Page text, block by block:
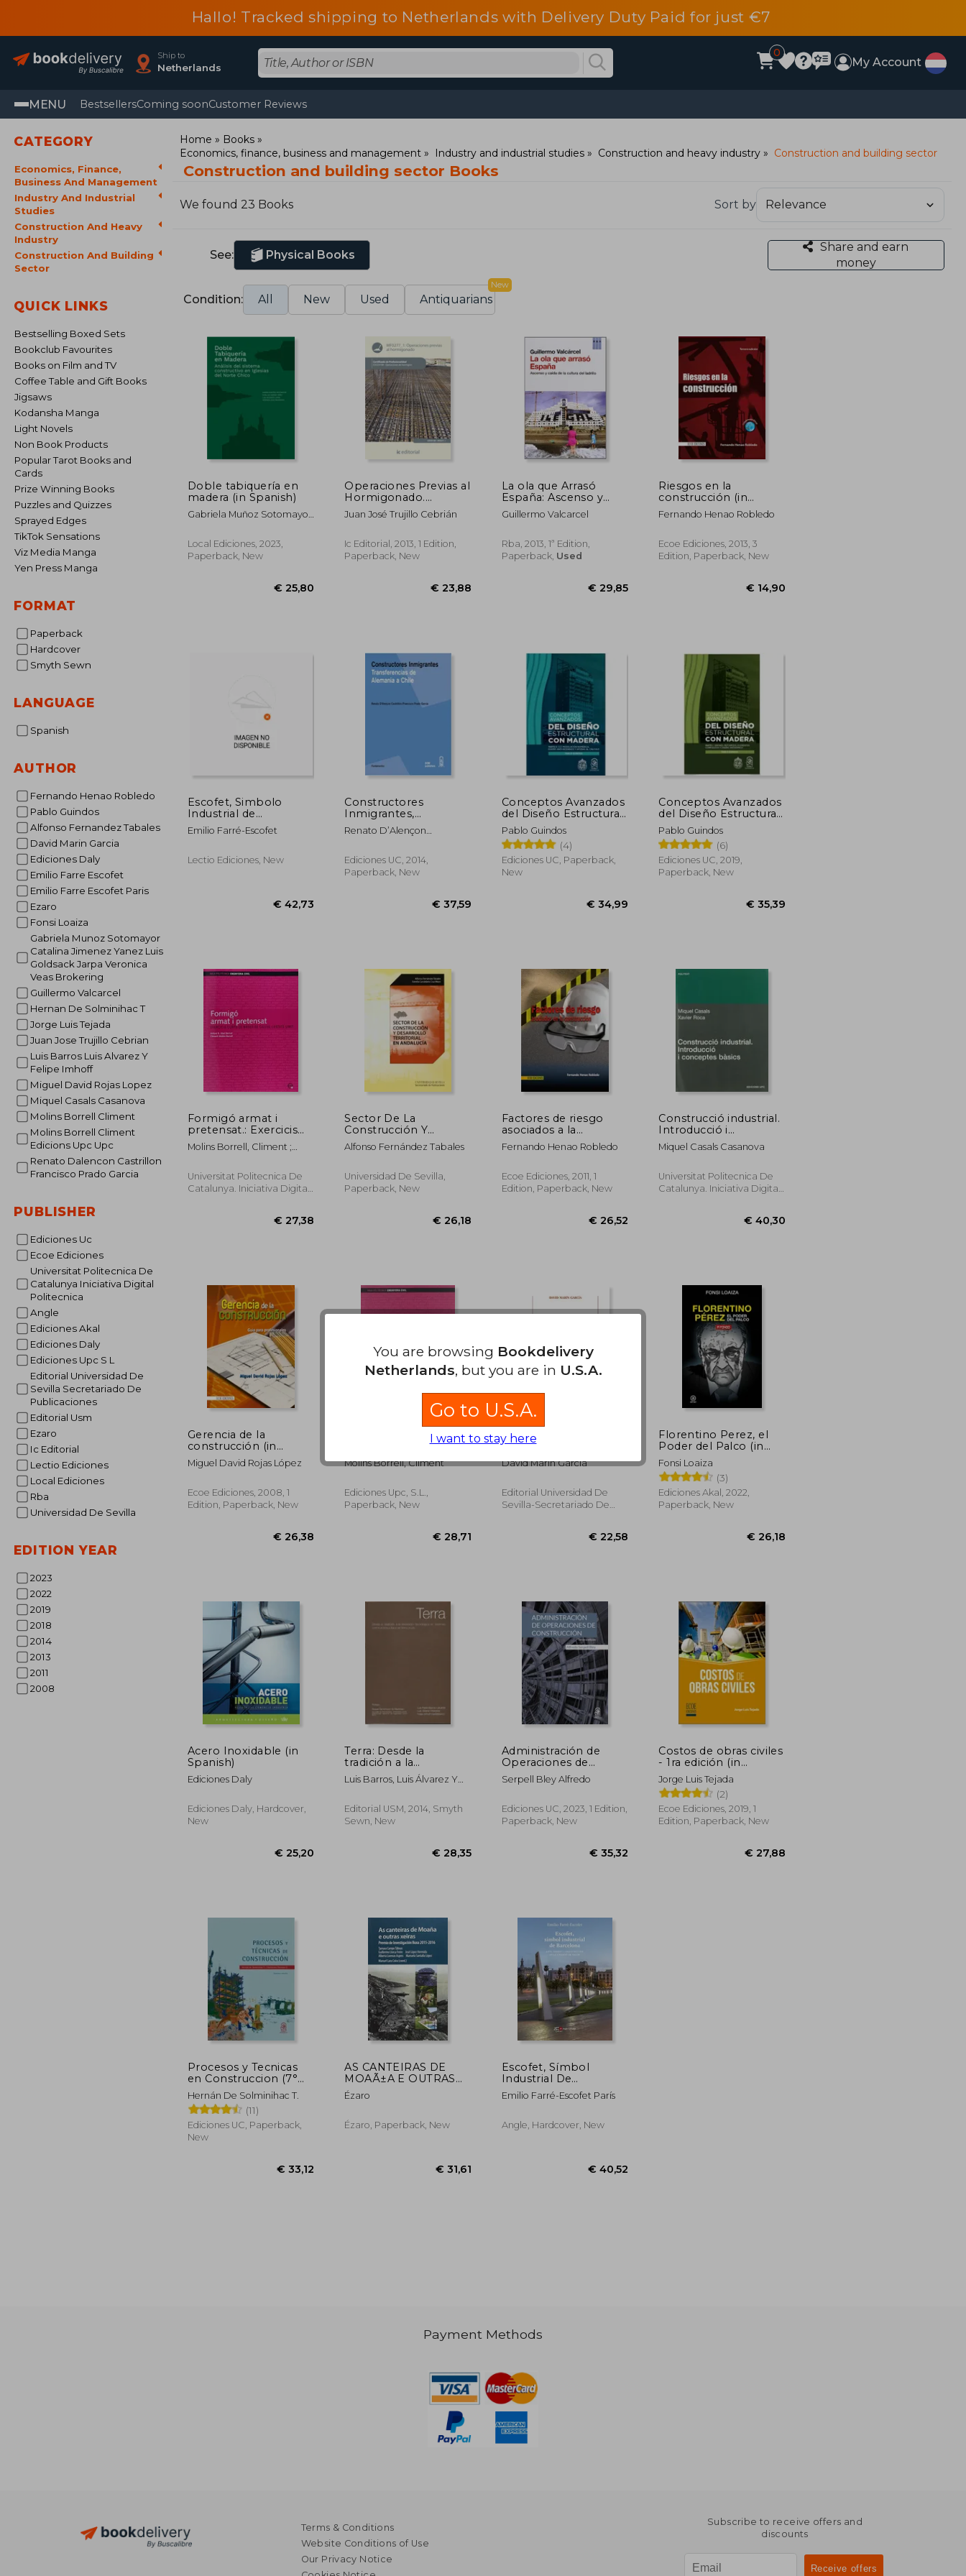
Hallo! Tracked shipping to Netherlands with Delivery Duty Paid for just €7
Ship to
Netherlands
0
My Account
MENU BestsellersComing soonCustomer Reviews
CATEGORY
Economics, Finance,
Business And Management
Industry And Industrial
Studies
Construction And Heavy
Industry
Construction And Building
Sector
QUICK LINKS
Bestselling Boxed Sets
Bookclub Favourites
Books on Film and TV
Coffee Table and Gift Books
Jigsaws
Kodansha Manga
Light Novels
Non Book Products
Popular Tarot Books and
Cards
Prize Winning Books
Puzzles and Quizzes
Sprayed Edges
TikTok Sensations
Viz Media Manga
Yen Press Manga
FORMAT
Paperback
Hardcover
Smyth Sewn
LANGUAGE
Spanish
AUTHOR
Fernando Henao Robledo
Pablo Guindos
Alfonso Fernandez Tabales
David Marin Garcia
Ediciones Daly
Emilio Farre Escofet
Emilio Farre Escofet Paris
Ezaro
Fonsi Loaiza
Gabriela Munoz Sotomayor
Catalina Jimenez Yanez Luis
Goldsack Jarpa Veronica
Veas Brokering
Guillermo Valcarcel
Hernan De Solminihac T
Jorge Luis Tejada
Juan Jose Trujillo Cebrian
Luis Barros Luis Alvarez Y
Felipe Imhoff
Miguel David Rojas Lopez
Miquel Casals Casanova
Molins Borrell Climent
Molins Borrell Climent
Edicions Upc Upc
Renato Dalencon Castrillon
Francisco Prado Garcia
PUBLISHER
Ediciones Uc
Ecoe Ediciones
Universitat Politecnica De
Catalunya Iniciativa Digital
Politecnica
Angle
Ediciones Akal
Ediciones Daly
Ediciones Upc S L
Editorial Universidad De
Sevilla Secretariado De
Publicaciones
Editorial Usm
Ezaro
Ic Editorial
Lectio Ediciones
Local Ediciones
Rba
Universidad De Sevilla
EDITION YEAR
2023
2022
2019
2018
2014
2013
2011
2008
Home
Books
Economics, finance, business and management
Industry and industrial studies Construction and heavy industry Construction and building sector
Construction and building sector Books
We found 23 Books Sort by
See: Physical Books
Share and earn
money
Condition: All New Used Antiquarians
New
Doble tabiquería en
madera (in Spanish)
Gabriela Muñoz Sotomayor,
Luis Goldsack Jarpa,
Verónica Veas Brokering
Local Ediciones, 2023,
Paperback, New
Operaciones Previas al
Hormigonado.
Eoch0108 -
Operaciones de
Juan José Trujillo Cebrián
Ic Editorial, 2013, 1 Edition,
Paperback, New
La ola que Arrasó
España: Ascenso y
Caída de la Cultura del
Ladrillo (in Spanish)
Guillermo Valcarcel
Rba, 2013, 1ª Edition,
Paperback, Used
€ 29,85
Riesgos en la
construcción (in
Spanish)
Fernando Henao Robledo
Ecoe Ediciones, 2013, 3
Edition, Paperback, New
Escofet, Simbolo
Industrial de
Barcelona. (in Spanish)
Emilio Farré-Escofet
Lectio Ediciones, New
Constructores
Inmigrantes,
Transferencias de
Alemania a Chile (in
Renato D’Alençon
García
Ediciones UC, 2014,
Paperback, New
€ 37,59
Conceptos Avanzados
del Diseño Estructural
con Madera (in
Spanish)
Pablo Guindos
(4)
Ediciones UC, Paperback,
New
€ 34,99
Conceptos Avanzados
del Diseño Estructural
con Madera: Parte i:
Uniones, Refuerzos,
Elementos
Compuestos y Diseño
Antisísmico (in
Pablo Guindos
(6)
Ediciones UC, 2019,
Paperback, New
Formigó armat i
pretensat.: Exercicis
curts de bases de
càlcul i estats límit
Spanish)
Molins Borrell, Climent ;
Universitat Politecnica De
Catalunya. Iniciativa Digital
Sector De La
Construcción Y
Desarrollo Territorial
En Andalucía (Historia
Spanish)
Alfonso Fernández Tabales
Universidad De Sevilla,
Paperback, New
€ 26,18
Factores de riesgo
asociados a la
construcción (in
Spanish)
Fernando Henao Robledo
Ecoe Ediciones, 2011, 1
Edition, Paperback, New
€ 26,52
Construcció industrial.
Introducció i
conceptes bàsics
(Politext) (in Spanish)
Miquel Casals Casanova
Universitat Politecnica De
Catalunya. Iniciativa Digital
Gerencia de la
construcción (in
Spanish)
Miguel David Rojas López
Ecoe Ediciones, 2008, 1
Edition, Paperback, New
Formigo Armat i
Pretensat. Exercicis
Calcul i Estats Limits
Molins Borrell, Climent
Ediciones Upc, S.L.,
Paperback, New
€ 28,71
Investigar, Inventar,
Patentar, Edificar (in
David Marín García
Editorial Universidad De
Sevilla-Secretariado De
€ 22,58
Florentino Perez, el
Poder del Palco (in
Spanish)
Fonsi Loaiza
(3)
Ediciones Akal, 2022,
Paperback, New
Acero Inoxidable (in
Spanish)
Ediciones Daly
Ediciones Daly, Hardcover,
New
Terra: Desde la
tradición a la
innovación
tecnológica en
a base de tierra cruda
(in Spanish)
Luis Barros, Luis Álvarez Y
Editorial USM, 2014, Smyth
Sewn, New
Administración de
Operaciones de
Construcción (in
Spanish)
Serpell Bley Alfredo
Ediciones UC, 2023, 1 Edition,
Paperback, New
Costos de obras civiles
- 1ra edición (in
Spanish)
Jorge Luis Tejada
(2)
Ecoe Ediciones, 2019, 1
Edition, Paperback, New
Procesos y Tecnicas
en Construccion (7°
Edicion) (in Spanish)
Hernán De Solminihac T.
(11)
Ediciones UC, Paperback,
New
AS CANTEIRAS DE
MOAÃ±A E OUTRAS
XEIRAS (in Spanish)
Ézaro
Ézaro, Paperback, New
€ 31,61
Escofet, Símbol
Industrial De
Barcelona (Altres)
Emilio Farré-Escofet París
Angle, Hardcover, New
Payment Methods
Terms & Conditions
Website Conditions of Use
Our Privacy Notice
Subscribe to receive offers and
discounts
You are browsing Bookdelivery
Netherlands, but you are in U.S.A.
Go to U.S.A.
I want to stay here